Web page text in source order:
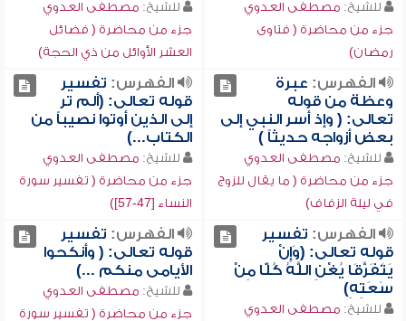
للشيخ: مصطفى العدوي
جزء من محاضرة ( فتاوى
رمضان)
للشيخ: مصطفى العدوي
جزء من محاضرة ( فضائل
العشر الأوائل من ذي الحجة)
الفهرس: عبرة
وعظة من قوله
تعالى: ( وإذ أسر النبي إلى
بعض أزواجه حديثاً )
للشيخ: مصطفى العدوي
جزء من محاضرة ( ما يقال للزوج
في ليلة الزفاف)
الفهرس: تفسير
قوله تعالى: (ألم تر
إلى الذين أوتوا نصيباً من
الكتاب...)
للشيخ: مصطفى العدوي
جزء من محاضرة ( تفسير سورة
النساء [47-57])
الفهرس: تفسير
قوله تعالى: (وَإِنْ
يَتَفَرَّقَا يُغْنِ اللَّهُ كُلًّا مِنْ
سَعَتِهِ)
للشيخ: مصطفى العدوي
الفهرس: تفسير
قوله تعالى: ( وأنكحوا
الأيامى منكم ...)
للشيخ: مصطفى العدوي
جزء من محاضرة ( تفسير سورة